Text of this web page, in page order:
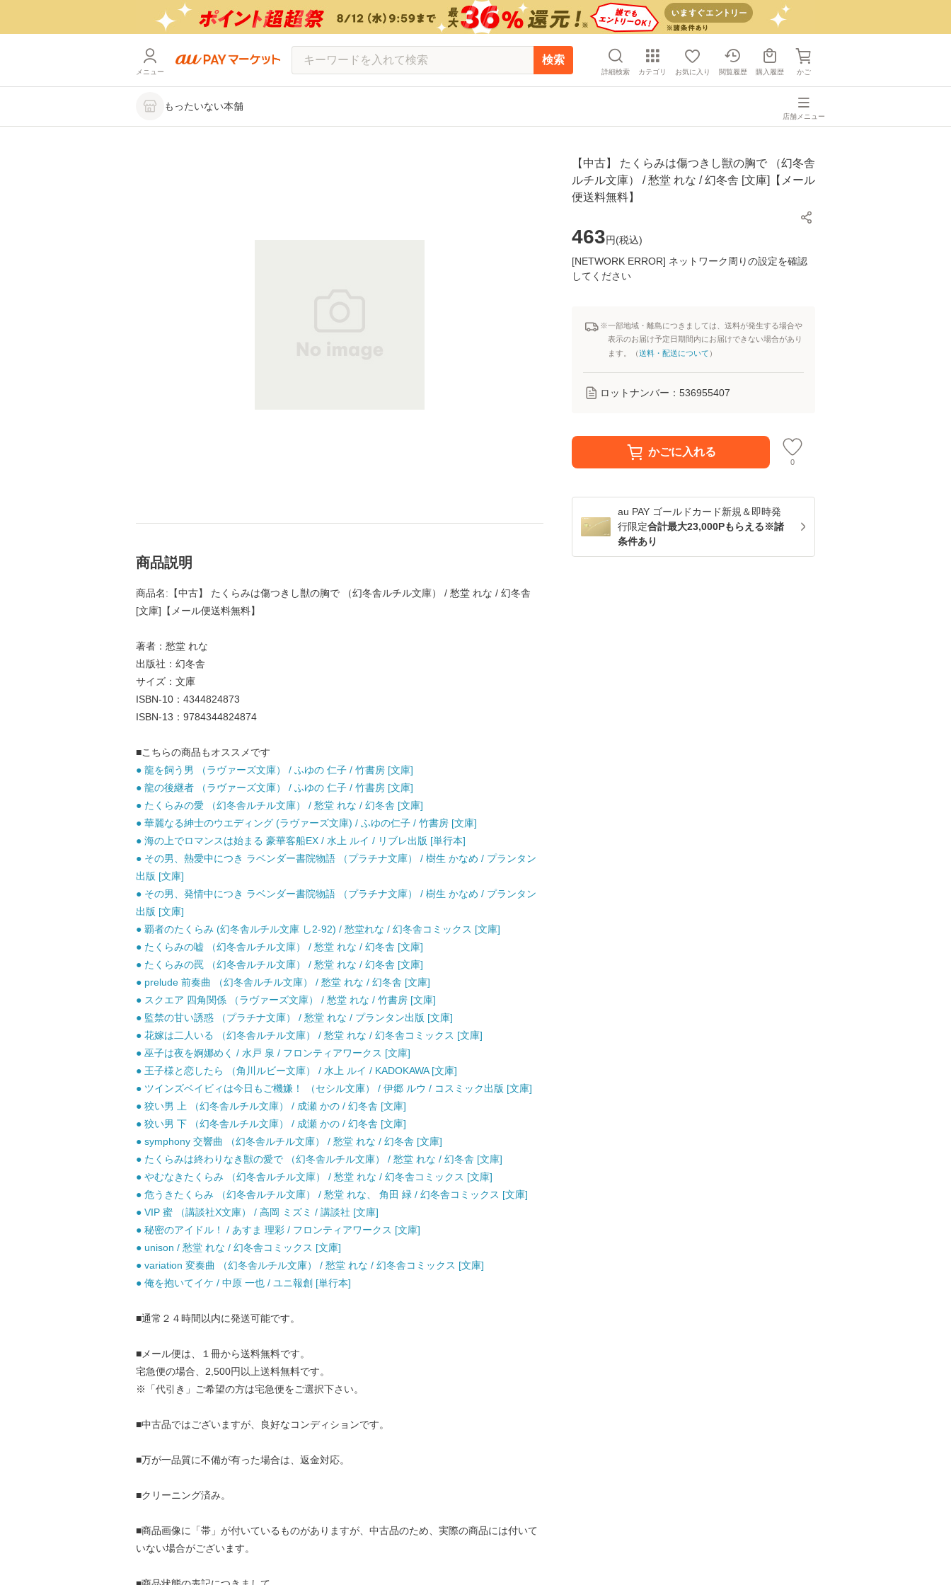
メニュー
検索
詳細検索 カテゴリ お気に入り 閲覧履歴 購入履歴 かご
もったいない本舗
店舗メニュー
【中古】 たくらみは傷つきし獣の胸で （幻冬舎
ルチル文庫） / 愁堂 れな / 幻冬舎 [文庫]【メール
便送料無料】
463円(税込)
[NETWORK ERROR] ネットワーク周りの設定を確認
してください
※一部地域・離島につきましては、送料が発生する場合や
表示のお届け予定日期間内にお届けできない場合があり
ます。（送料・配送について ）
ロットナンバー： 536955407
かごに入れる
0
au PAY ゴールドカード新規＆即時発
行限定合計最大23,000Pもらえる※諸
条件あり
商品説明
商品名:【中古】 たくらみは傷つきし獣の胸で （幻冬舎ルチル文庫） / 愁堂 れな / 幻冬舎
[文庫]【メール便送料無料】
著者：愁堂 れな
出版社：幻冬舎
サイズ：文庫
ISBN-10：4344824873
ISBN-13：9784344824874
■こちらの商品もオススメです
● 龍を飼う男 （ラヴァーズ文庫） / ふゆの 仁子 / 竹書房 [文庫]
● 龍の後継者 （ラヴァーズ文庫） / ふゆの 仁子 / 竹書房 [文庫]
● たくらみの愛 （幻冬舎ルチル文庫） / 愁堂 れな / 幻冬舎 [文庫]
● 華麗なる紳士のウエディング (ラヴァーズ文庫) / ふゆの仁子 / 竹書房 [文庫]
● 海の上でロマンスは始まる 豪華客船EX / 水上 ルイ / リブレ出版 [単行本]
● その男、熱愛中につき ラベンダー書院物語 （プラチナ文庫） / 樹生 かなめ / プランタン
出版 [文庫]
● その男、発情中につき ラベンダー書院物語 （プラチナ文庫） / 樹生 かなめ / プランタン
出版 [文庫]
● 覇者のたくらみ (幻冬舎ルチル文庫 し2-92) / 愁堂れな / 幻冬舎コミックス [文庫]
● たくらみの嘘 （幻冬舎ルチル文庫） / 愁堂 れな / 幻冬舎 [文庫]
● たくらみの罠 （幻冬舎ルチル文庫） / 愁堂 れな / 幻冬舎 [文庫]
● prelude 前奏曲 （幻冬舎ルチル文庫） / 愁堂 れな / 幻冬舎 [文庫]
● スクエア 四角関係 （ラヴァーズ文庫） / 愁堂 れな / 竹書房 [文庫]
● 監禁の甘い誘惑 （プラチナ文庫） / 愁堂 れな / プランタン出版 [文庫]
● 花嫁は二人いる （幻冬舎ルチル文庫） / 愁堂 れな / 幻冬舎コミックス [文庫]
● 巫子は夜を婀娜めく / 水戸 泉 / フロンティアワークス [文庫]
● 王子様と恋したら （角川ルビー文庫） / 水上 ルイ / KADOKAWA [文庫]
● ツインズベイビィは今日もご機嫌！ （セシル文庫） / 伊郷 ルウ / コスミック出版 [文庫]
● 狡い男 上 （幻冬舎ルチル文庫） / 成瀬 かの / 幻冬舎 [文庫]
● 狡い男 下 （幻冬舎ルチル文庫） / 成瀬 かの / 幻冬舎 [文庫]
● symphony 交響曲 （幻冬舎ルチル文庫） / 愁堂 れな / 幻冬舎 [文庫]
● たくらみは終わりなき獣の愛で （幻冬舎ルチル文庫） / 愁堂 れな / 幻冬舎 [文庫]
● やむなきたくらみ （幻冬舎ルチル文庫） / 愁堂 れな / 幻冬舎コミックス [文庫]
● 危うきたくらみ （幻冬舎ルチル文庫） / 愁堂 れな、 角田 緑 / 幻冬舎コミックス [文庫]
● VIP 蜜 （講談社X文庫） / 高岡 ミズミ / 講談社 [文庫]
● 秘密のアイドル！ / あすま 理彩 / フロンティアワークス [文庫]
● unison / 愁堂 れな / 幻冬舎コミックス [文庫]
● variation 変奏曲 （幻冬舎ルチル文庫） / 愁堂 れな / 幻冬舎コミックス [文庫]
● 俺を抱いてイケ / 中原 一也 / ユニ報創 [単行本]
■通常２４時間以内に発送可能です。
■メール便は、１冊から送料無料です。
宅急便の場合、2,500円以上送料無料です。
※「代引き」ご希望の方は宅急便をご選択下さい。
■中古品ではございますが、良好なコンディションです。
■万が一品質に不備が有った場合は、返金対応。
■クリーニング済み。
■商品画像に「帯」が付いているものがありますが、中古品のため、実際の商品には付いて
いない場合がございます。